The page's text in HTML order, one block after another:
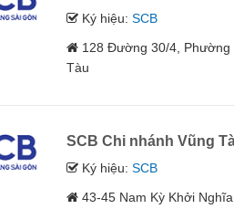
Ký hiệu:SCB
128 Đường 30/4, Phường
Tàu
SCB Chi nhánh Vũng
Ký hiệu:SCB
43-45 Nam Kỳ Khởi